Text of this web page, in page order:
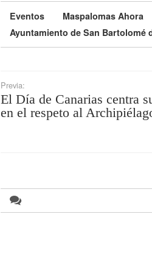
Eventos Maspalomas Ahora
Ayuntamiento de San Bartolomé
Previa:
El Día de Canarias centra
en el respeto al